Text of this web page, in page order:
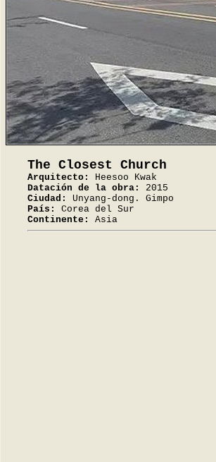
The Closest Church
Arquitecto:
Heesoo Kwak
Datación de la obra:
2015
Ciudad:
Unyang-dong. Gimpo
País:
Corea del Sur
Continente:
Asia